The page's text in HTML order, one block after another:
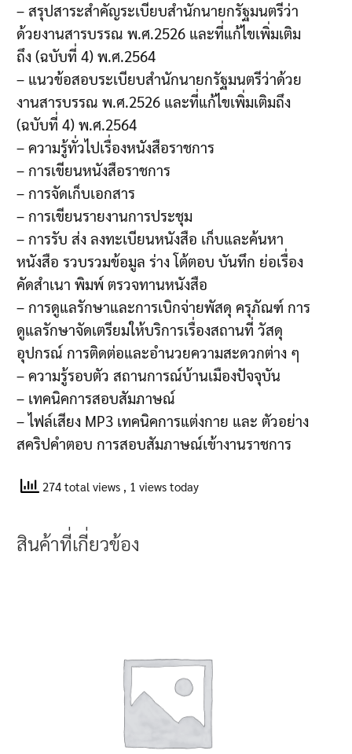
– สรุปสาระสำคัญระเบียบสำนักนายกรัฐมนตรีว่า
ด้วยงานสารบรรณ พ.ศ.2526 และที่แก้ไขเพิ่มเติม
ถึง (ฉบับที่ 4) พ.ศ.2564
– แนวข้อสอบระเบียบสำนักนายกรัฐมนตรีว่าด้วย
งานสารบรรณ พ.ศ.2526 และที่แก้ไขเพิ่มเติมถึง
(ฉบับที่ 4) พ.ศ.2564
– ความรู้ทั่วไปเรื่องหนังสือราชการ
– การเขียนหนังสือราชการ
– การจัดเก็บเอกสาร
– การเขียนรายงานการประชุม
– การรับ ส่ง ลงทะเบียนหนังสือ เก็บและค้นหา
หนังสือ รวบรวมข้อมูล ร่าง โต้ตอบ บันทึก ย่อเรื่อง
คัดสำเนา พิมพ์ ตรวจทานหนังสือ
– การดูแลรักษาและการเบิกจ่ายพัสดุ ครุภัณฑ์ การ
ดูแลรักษาจัดเตรียมให้บริการเรื่องสถานที่ วัสดุ
อุปกรณ์ การติดต่อและอำนวยความสะดวกต่าง ๆ
– ความรู้รอบตัว สถานการณ์บ้านเมืองปัจจุบัน
– เทคนิคการสอบสัมภาษณ์
– ไฟล์เสียง MP3 เทคนิคการแต่งกาย และ ตัวอย่าง
สคริปคำตอบ การสอบสัมภาษณ์เข้างานราชการ
274 total views , 1 views today
สินค้าที่เกี่ยวข้อง